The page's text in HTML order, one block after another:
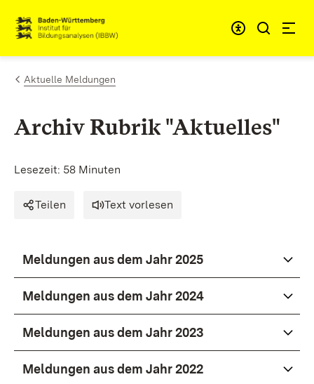
Zum Inhalt springen
Link zur Startseite
Aktuelle Meldungen
Archiv Rubrik "Aktuelles"
Lesezeit: 58 Minuten
Teilen Text vorlesen
Meldungen aus dem Jahr 2025
Meldungen aus dem Jahr 2024
Meldungen aus dem Jahr 2023
Meldungen aus dem Jahr 2022